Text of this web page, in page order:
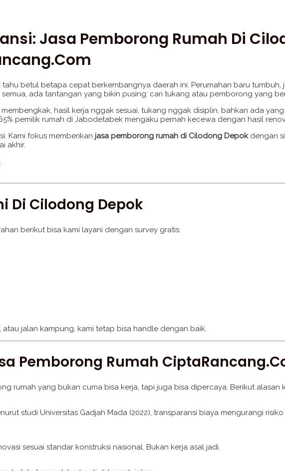
Jasa Pemborong Rumah Di
betul betapa cepat berkembangnya daerah ini. Perumahan baru
ada tantangan yang bikin pusing: cari tukang atau pemborong yang
hasil kerja nggak sesuai, tukang nggak disiplin, bahkan ada
65% pemilik rumah di Jabodetabek mengaku pernah kecewa dengan hasil
Kami fokus memberikan jasa pemborong rumah di Cilodong Depokdengan
akhir.
Di Cilodong Depok
berikut bisa kami layani dengan survey gratis:
atau jalan kampung, kami tetap bisa handle dengan baik.
Pemborong Rumah
rumah yang bukan cuma bisa kerja, tapi juga bisa dipercaya. Berikut alasan
studi Universitas Gadjah Mada (2022), transparansi biaya mengurangi
sesuai standar konstruksi nasional. Bukan kerja asal jadi.